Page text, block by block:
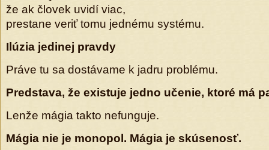
že ak človek uvidí viac,
prestane veriť tomu jednému systému.
Ilúzia jedinej pravdy
Práve tu sa dostávame k jadru problému.
Predstava, že existuje jedno učenie, ktoré má
Lenže mágia takto nefunguje.
Mágia nie je monopol. Mágia je skúsenosť.